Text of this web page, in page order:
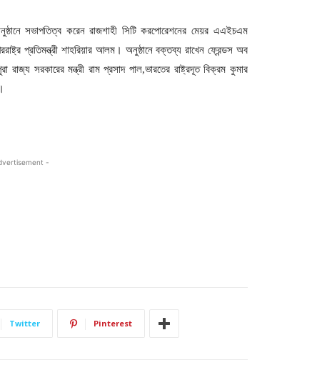
সভাপতিত্ব করেন রাজশাহী সিটি করপোরেশনের মেয়র এএইচএম
প্রতিমন্ত্রী শাহরিয়ার আলম। অনুষ্ঠানে বক্তব্য রাখেন ফ্রেন্ডস অব
সরকারের মন্ত্রী রাম প্রসাদ পাল,ভারতের রাষ্ট্রদূত বিক্রম কুমার
-
Twitter Pinterest